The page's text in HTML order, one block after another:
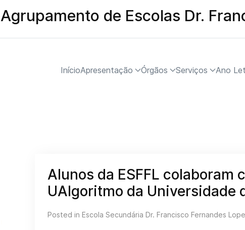
Agrupamento de Escolas Dr.
InícioApresentação Órgãos Serviços Ano
Alunos da ESFFL colaboram
UAlgoritmo da Universidade
Posted in Escola Secundária Dr. Francisco Fernandes